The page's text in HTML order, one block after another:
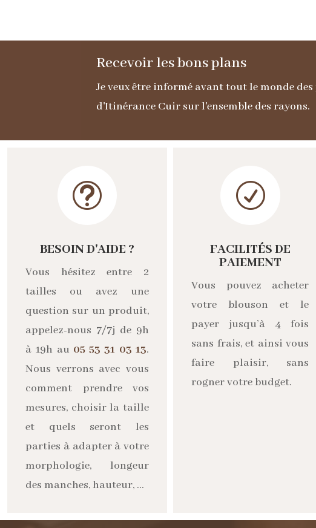
Recevoir les bons plans
Je veux être informé avant tout le monde
d'Itinérance Cuir sur l'ensemble des rayons.
t
BESOIN D'AIDE ?
Vous hésitez entre 2
tailles ou avez une
question sur un produit,
appelez-nous 7/7j de 9h
à 19h au 05 53 31 03 13.
Nous verrons avec vous
comment prendre vos
mesures, choisir la taille
et quels seront les
parties à adapter à votre
morphologie, longeur
des manches, hauteur, …
R
FACILITÉS DE
PAIEMENT
Vous pouvez acheter
votre blouson et le
payer jusqu’à 4 fois
sans frais, et ainsi vous
faire plaisir, sans
rogner votre budget.